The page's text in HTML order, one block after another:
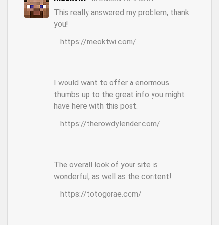
This really answered my problem, thank
you!
https://meoktwi.com/
I would want to offer a enormous
thumbs up to the great info you might
have here with this post.
https://therowdylender.com/
The overall look of your site is
wonderful, as well as the content!
https://totogorae.com/